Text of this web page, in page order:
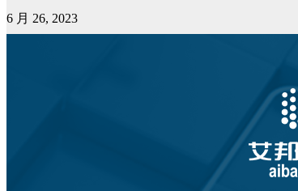
6 月 26, 2023